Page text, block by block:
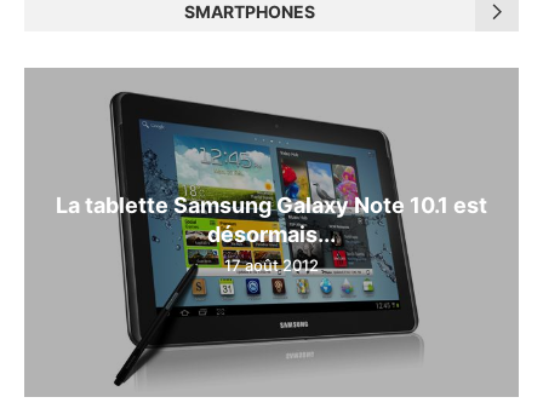
SMARTPHONES
La tablette Samsung Galaxy Note 10.1 est
désormais...
17 août 2012